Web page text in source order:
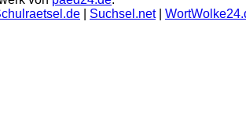
Suchsel.net|